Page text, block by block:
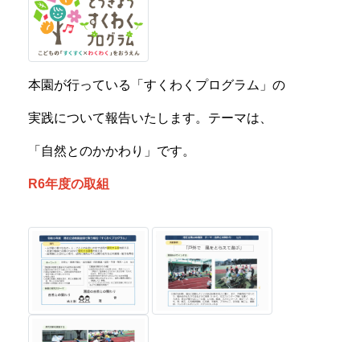
本園が行っている「すくわくプログラム」の
実践について報告いたします。テーマは、
「自然とのかかわり」です。
R6年度の取組